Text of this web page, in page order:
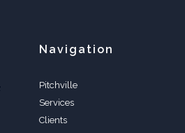
Navigation
Pitchville
Services
Clients